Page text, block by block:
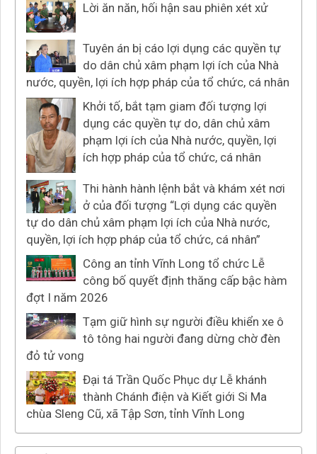
Lời ăn năn, hối hận sau phiên xét xử
Tuyên án bị cáo lợi dụng các quyền tự
do dân chủ xâm phạm lợi ích của Nhà
nước, quyền, lợi ích hợp pháp của tổ chức, cá nhân
Khởi tố, bắt tạm giam đối tượng lợi
dụng các quyền tự do, dân chủ xâm
phạm lợi ích của Nhà nước, quyền, lợi
ích hợp pháp của tổ chức, cá nhân
Thi hành hành lệnh bắt và khám xét nơi
ở của đối tượng “Lợi dụng các quyền
tự do dân chủ xâm phạm lợi ích của Nhà nước,
quyền, lợi ích hợp pháp của tổ chức, cá nhân”
Công an tỉnh Vĩnh Long tổ chức Lễ
công bố quyết định thăng cấp bậc hàm
đợt I năm 2026
Tạm giữ hình sự người điều khiển xe ô
tô tông hai người đang dừng chờ đèn
đỏ tử vong
Đại tá Trần Quốc Phục dự Lễ khánh
thành Chánh điện và Kiết giới Si Ma
chùa Sleng Cũ, xã Tập Sơn, tỉnh Vĩnh Long